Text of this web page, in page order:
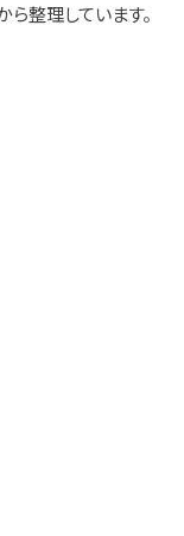
ら整理しています。